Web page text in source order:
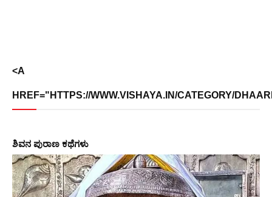
<A
HREF="HTTPS://WWW.VISHAYA.IN/CATEGORY/
ಶಿವನ ಪುರಾಣ ಕಥೆಗಳು